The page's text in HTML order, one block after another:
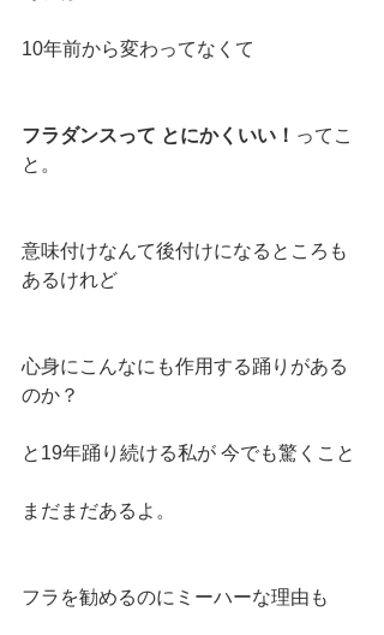
10年前から変わってなくて
フラダンスって とにかくいい！ ってこ
と。
意味付けなんて後付けになるところも
あるけれど
心身にこんなにも作用する踊りがある
のか？
と19年踊り続ける私が 今でも驚くこと
まだまだあるよ。
フラを勧めるのにミーハーな理由も